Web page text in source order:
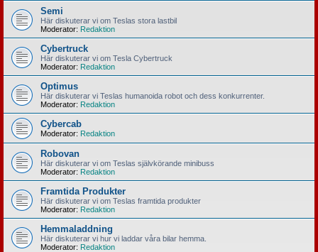
Semi
Här diskuterar vi om Teslas stora lastbil
Moderator: Redaktion
Cybertruck
Här diskuterar vi om Tesla Cybertruck
Moderator: Redaktion
Optimus
Här diskuterar vi Teslas humanoida robot och dess konkurrenter.
Moderator: Redaktion
Cybercab
Moderator: Redaktion
Robovan
Här diskuterar vi om Teslas självkörande minibuss
Moderator: Redaktion
Framtida Produkter
Här diskuterar vi om Teslas framtida produkter
Moderator: Redaktion
Hemmaladdning
Här diskuterar vi hur vi laddar våra bilar hemma.
Moderator: Redaktion